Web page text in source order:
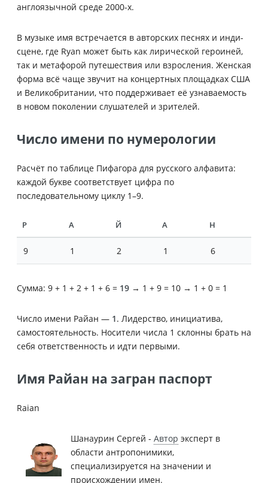
англоязычной среде 2000-х.
В музыке имя встречается в авторских песнях и инди-
сцене, где Ryan может быть как лирической героиней,
так и метафорой путешествия или взросления. Женская
форма всё чаще звучит на концертных площадках США
и Великобритании, что поддерживает её узнаваемость
в новом поколении слушателей и зрителей.
Число имени по нумерологии
Расчёт по таблице Пифагора для русского алфавита:
каждой букве соответствует цифра по
последовательному циклу 1–9.
Р А Й А Н
9 1 2 1 6
Сумма: 9 + 1 + 2 + 1 + 6 = 19 → 1 + 9 = 10 → 1 + 0 = 1
Число имени Райан — 1. Лидерство, инициатива,
самостоятельность. Носители числа 1 склонны брать на
себя ответственность и идти первыми.
Имя Райан на загран паспорт
Raian
Шанаурин Сергей - Автор эксперт в
области антропонимики,
специализируется на значении и
происхождении имен.